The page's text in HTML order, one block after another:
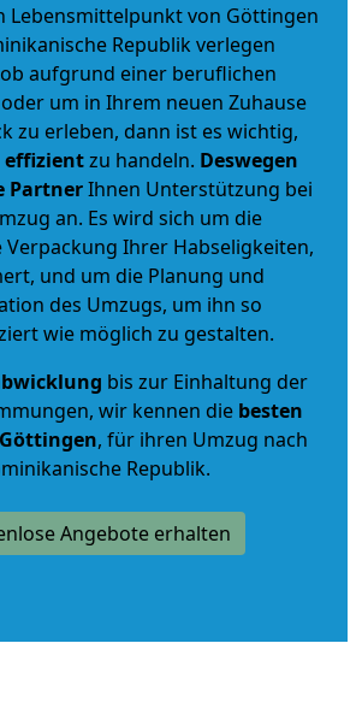
Lebensmittelpunkt von Göttingen
Republik verlegen
aufgrund einer beruflichen
um in Ihrem neuen Zuhause
zu erleben, dann ist es wichtig,
effizientzu handeln. Deswegen
PartnerIhnen Unterstützung bei
an. Es wird sich um die
Ihrer Habseligkeiten,
und um die Planung und
des Umzugs, um ihn so
wie möglich zu gestalten.
bis zur Einhaltung der
wir kennen die besten
, für ihren Umzug nach
Republik.
Angebote erhalten